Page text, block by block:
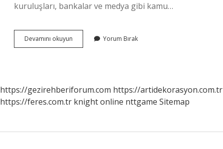
kuruluşları, bankalar ve medya gibi kamu…
Devamını okuyun
Yönetimi
Mi
Yorum Bırak
https://gezirehberiforum.com https://artidekorasyon.com.tr
https://feres.com.tr knight online nttgame Sitemap